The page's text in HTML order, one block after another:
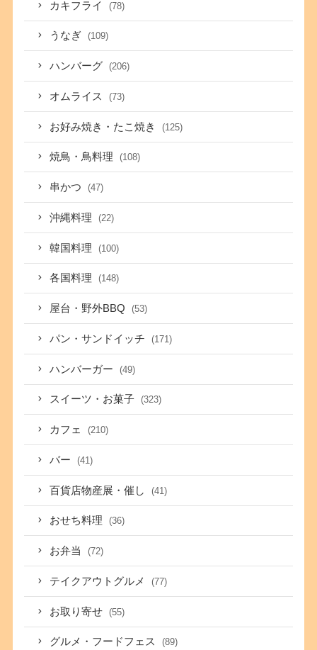
カキフライ (78)
うなぎ (109)
ハンバーグ (206)
オムライス (73)
お好み焼き・たこ焼き (125)
焼鳥・鳥料理 (108)
串かつ (47)
沖縄料理 (22)
韓国料理 (100)
各国料理 (148)
屋台・野外BBQ (53)
パン・サンドイッチ (171)
ハンバーガー (49)
スイーツ・お菓子 (323)
カフェ (210)
バー (41)
百貨店物産展・催し (41)
おせち料理 (36)
お弁当 (72)
テイクアウトグルメ (77)
お取り寄せ (55)
グルメ・フードフェス (89)